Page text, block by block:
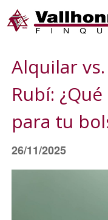
Alquilar
Rubí:
para tu
26/11/2025